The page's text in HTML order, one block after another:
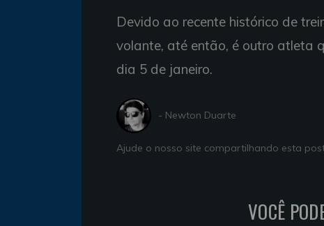
Devido ao recente histórico de
volante, até então, é outro atleta
dia 5 de janeiro.
- Newton Duarte
Ajude o nosso site compartilhando esta
VOCÊ